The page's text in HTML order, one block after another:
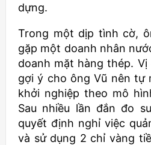
dựng.
Trong một dịp tình cờ,
gặp một doanh nhân
doanh mặt hàng thép.
gợi ý cho ông Vũ nên tự
khởi nghiệp theo mô
Sau nhiều lần đắn đo
quyết định nghỉ việc
và sử dụng 2 chỉ vàng